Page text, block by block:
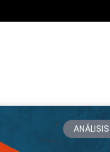
ANÁLISIS